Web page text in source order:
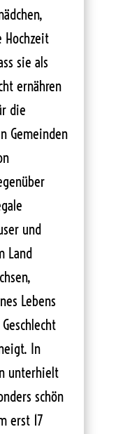
Hochzeit
sie als
ernähren
die
Gemeinden
und
Land
Lebens
In
unterhielt
schön
erst 17